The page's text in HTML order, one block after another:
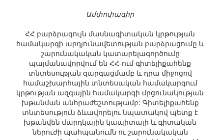
Ամփոփագիր
ՀՀ բարձրագույն մասնագիտական կրթության
համակարգի արդյունավետության բարձրացումը և
շարունակական կատարելագործումը
պայմանավորվում են ՀՀ-ում գիտելիքահենք
տնտեսության զարգացմամբ և դրա միջոցով
համաշխարհային տնտեսական համակարգում
կրթության ազգային համակարգի մրցունակության
խթանման անհրաժեշտությամբ: Գիտելիքահենք
տնտեսություն ձևավորելու նպատակով պետք է
խթանվեն մարդկային կապիտալի և գիտական
ներուժի պահպանումն ու շարունակական